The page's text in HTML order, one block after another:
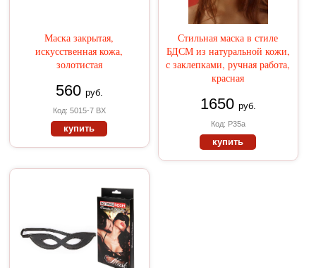
Маска закрытая,
искусственная кожа,
золотистая
560 руб.
Код: 5015-7 BX
купить
Стильная маска в стиле
БДСМ из натуральной кожи,
с заклепками, ручная работа,
красная
1650 руб.
Код: Р35а
купить